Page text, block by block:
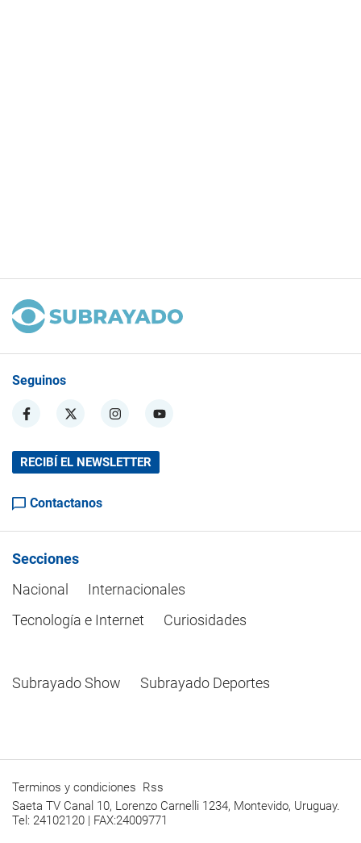
Seguinos
RECIBÍ EL NEWSLETTER
Contactanos
Secciones
Nacional
Internacionales
Tecnología e Internet
Curiosidades
Subrayado Show Subrayado Deportes
Terminos y condiciones Rss
Saeta TV Canal 10, Lorenzo Carnelli 1234, Montevido, Uruguay.
Tel: 24102120 | FAX:24009771